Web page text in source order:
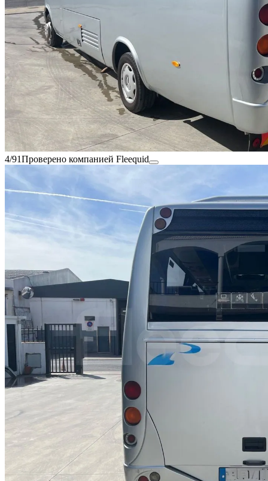
4/91Проверено компанией Fleequid